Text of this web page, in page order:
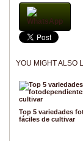
WhatsApp
YOU MIGHT ALSO
Top 5 variedades
fáciles de cultivar